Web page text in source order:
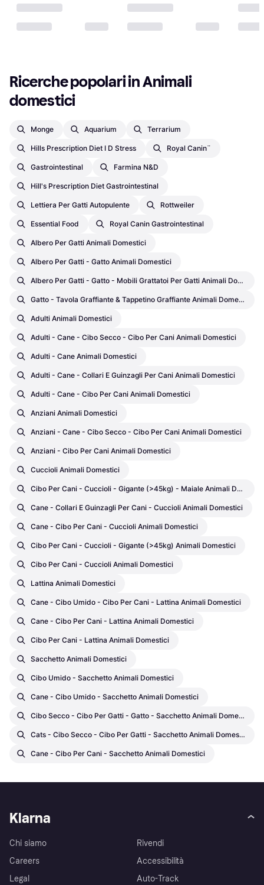
Ricerche popolari in Animali
domestici
Monge Aquarium Terrarium
Hills Prescription Diet I D Stress Royal Canin¨
Gastrointestinal Farmina N&d
Hill's Prescription Diet Gastrointestinal
Lettiera Per Gatti Autopulente Rottweiler
Essential Food Royal Canin Gastrointestinal
Albero Per Gatti Animali Domestici
Albero Per Gatti - Gatto Animali Domestici
Albero Per Gatti - Gatto - Mobili Grattatoi Per Gatti Animali Domestici
Gatto - Tavola Graffiante & Tappetino Graffiante Animali Domestici
Adulti Animali Domestici
Adulti - Cane - Cibo Secco - Cibo Per Cani Animali Domestici
Adulti - Cane Animali Domestici
Adulti - Cane - Collari E Guinzagli Per Cani Animali Domestici
Adulti - Cane - Cibo Per Cani Animali Domestici
Anziani Animali Domestici
Anziani - Cane - Cibo Secco - Cibo Per Cani Animali Domestici
Anziani - Cibo Per Cani Animali Domestici
Cuccioli Animali Domestici
Cibo Per Cani - Cuccioli - Gigante (>45kg) - Maiale Animali Domestici
Cane - Collari E Guinzagli Per Cani - Cuccioli Animali Domestici
Cane - Cibo Per Cani - Cuccioli Animali Domestici
Cibo Per Cani - Cuccioli - Gigante (>45kg) Animali Domestici
Cibo Per Cani - Cuccioli Animali Domestici
Lattina Animali Domestici
Cane - Cibo Umido - Cibo Per Cani - Lattina Animali Domestici
Cane - Cibo Per Cani - Lattina Animali Domestici
Cibo Per Cani - Lattina Animali Domestici
Sacchetto Animali Domestici
Cibo Umido - Sacchetto Animali Domestici
Cane - Cibo Umido - Sacchetto Animali Domestici
Cibo Secco - Cibo Per Gatti - Gatto - Sacchetto Animali Domestici
Cats - Cibo Secco - Cibo Per Gatti - Sacchetto Animali Domestici
Cane - Cibo Per Cani - Sacchetto Animali Domestici
Klarna
Chi siamo
Careers
Legal
Rivendi
Accessibilità
Auto-Track